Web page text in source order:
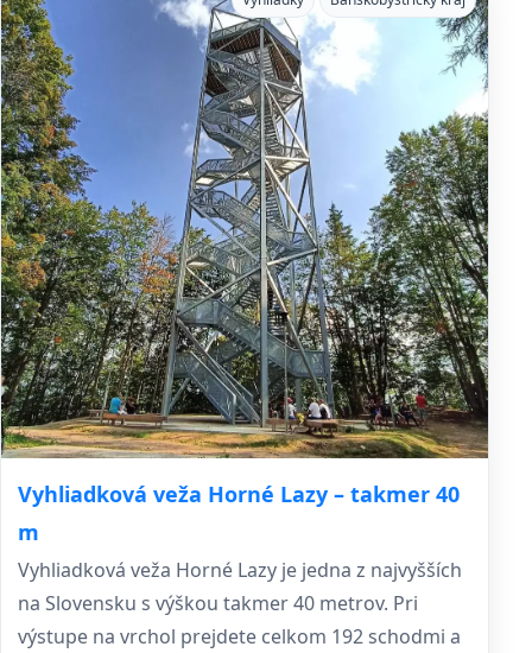
Vyhliadková veža Horné Lazy – takmer 40
m
Vyhliadková veža Horné Lazy je jedna z najvyšších
na Slovensku s výškou takmer 40 metrov. Pri
výstupe na vrchol prejdete celkom 192 schodmi a